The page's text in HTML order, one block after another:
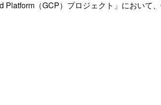
（GCP）プロジェクト」において